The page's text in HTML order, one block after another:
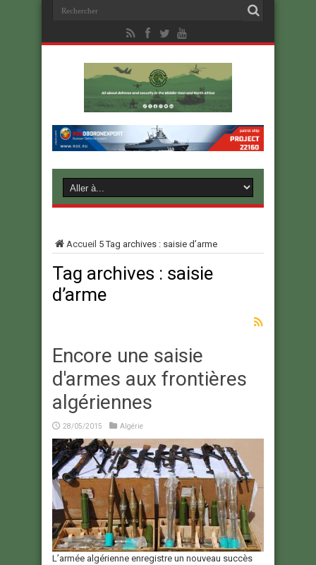
Accueil 5Tag archives : saisie d’arme
Tag archives : saisie
d’arme
Encore une saisie
d'armes aux frontières
algériennes
28/05/2015 Algérie
L’armée algérienne enregistre un nouveau succès